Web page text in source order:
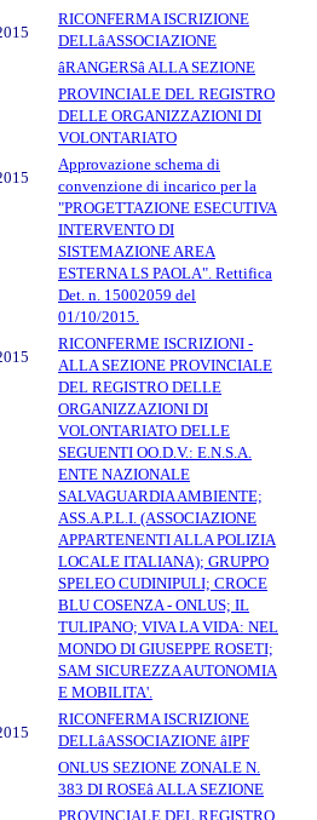
RICONFERMA ISCRIZIONE
DELLâASSOCIAZIONE
âRANGERSâ ALLA SEZIONE
PROVINCIALE DEL REGISTRO
DELLE ORGANIZZAZIONI DI
VOLONTARIATO
Approvazione schema di
convenzione di incarico per la
"PROGETTAZIONE ESECUTIVA
INTERVENTO DI
SISTEMAZIONE AREA
ESTERNA LS PAOLA". Rettifica
Det. n. 15002059 del
01/10/2015.
RICONFERME ISCRIZIONI -
ALLA SEZIONE PROVINCIALE
DEL REGISTRO DELLE
ORGANIZZAZIONI DI
VOLONTARIATO DELLE
SEGUENTI OO.D.V.: E.N.S.A.
ENTE NAZIONALE
SALVAGUARDIA AMBIENTE;
ASS.A.P.L.I. (ASSOCIAZIONE
APPARTENENTI ALLA POLIZIA
LOCALE ITALIANA); GRUPPO
SPELEO CUDINIPULI; CROCE
BLU COSENZA - ONLUS; IL
TULIPANO; VIVA LA VIDA: NEL
MONDO DI GIUSEPPE ROSETI;
SAM SICUREZZA AUTONOMIA
E MOBILITA'.
RICONFERMA ISCRIZIONE
DELLâASSOCIAZIONE âIPF
ONLUS SEZIONE ZONALE N.
383 DI ROSEâ ALLA SEZIONE
PROVINCIALE DEL REGISTRO